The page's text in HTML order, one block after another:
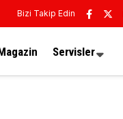
Bizi Takip Edin
Servisler